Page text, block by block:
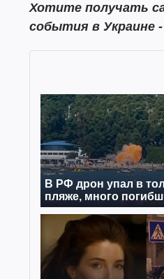
Хотите получать
события в Украине